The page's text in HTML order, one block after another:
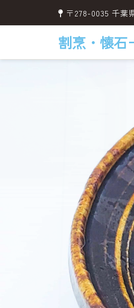
〒278-0035 千葉
割烹・懐石